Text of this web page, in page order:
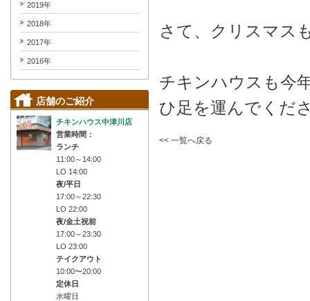
2019年
2018年
2017年
2016年
店舗のご紹介
チキンハウス中津川店
営業時間：
ランチ
11:00～14:00
LO 14:00
夜/平日
17:00～22:30
LO 22:00
夜/金土祝前
17:00～23:30
LO 23:00
テイクアウト
10:00〜20:00
定休日
水曜日
さて、クリスマス
チキンハウスも今
ひ足を運んでくだ
<< 一覧へ戻る